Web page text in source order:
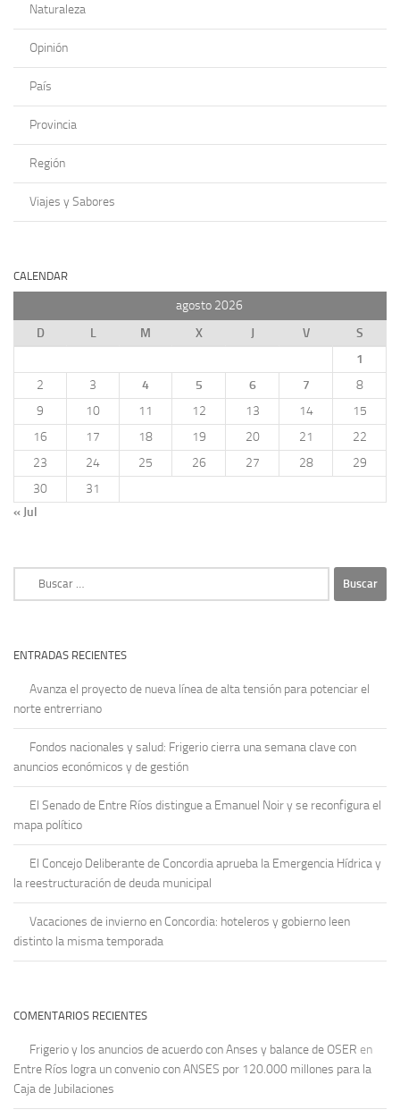
Naturaleza
Opinión
País
Provincia
Región
Viajes y Sabores
CALENDAR
agosto 2026
D
L M X J V
S
1
2
3 4 5 6 7
8
9
10 11 12 13 14
15
16
17 18 19 20 21
22
23
24 25 26 27 28
29
30
31
« Jul
ENTRADAS RECIENTES
Avanza el proyecto de nueva línea de alta tensión para potenciar el
norte entrerriano
Fondos nacionales y salud: Frigerio cierra una semana clave con
anuncios económicos y de gestión
El Senado de Entre Ríos distingue a Emanuel Noir y se reconfigura el
mapa político
El Concejo Deliberante de Concordia aprueba la Emergencia Hídrica y
la reestructuración de deuda municipal
Vacaciones de invierno en Concordia: hoteleros y gobierno leen
distinto la misma temporada
COMENTARIOS RECIENTES
Frigerio y los anuncios de acuerdo con Anses y balance de OSER en
Entre Ríos logra un convenio con ANSES por 120.000 millones para la
Caja de Jubilaciones